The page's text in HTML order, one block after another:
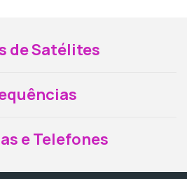
de Satélites
e Telefones